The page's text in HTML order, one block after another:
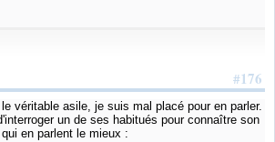
#176
véritable asile, je suis mal placé pour en parler.
un de ses habitués pour connaître son
en parlent le mieux :